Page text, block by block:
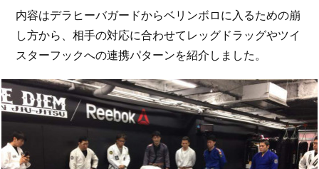
内容はデラヒーバガードからベリンボロに入るための崩
し方から、相手の対応に合わせてレッグドラッグやツイ
スターフックへの連携パターンを紹介しました。